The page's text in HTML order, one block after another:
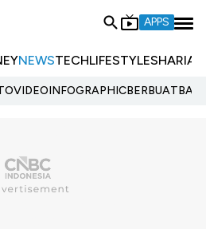
APPS
NEWSTECHLIFESTYLESHARIA
VIDEOINFOGRAPHIC